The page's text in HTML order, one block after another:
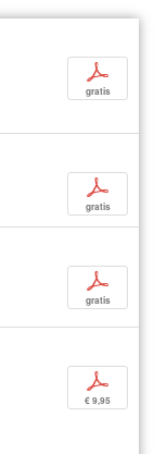
p
gratis
p
gratis
p
gratis
p
€ 9,95